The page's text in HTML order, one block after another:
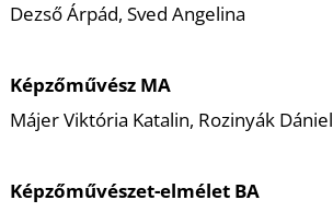
Dezső Árpád, Sved Angelina
Képzőművész MA
Májer Viktória Katalin, Rozinyák Dániel
Képzőművészet-elmélet BA